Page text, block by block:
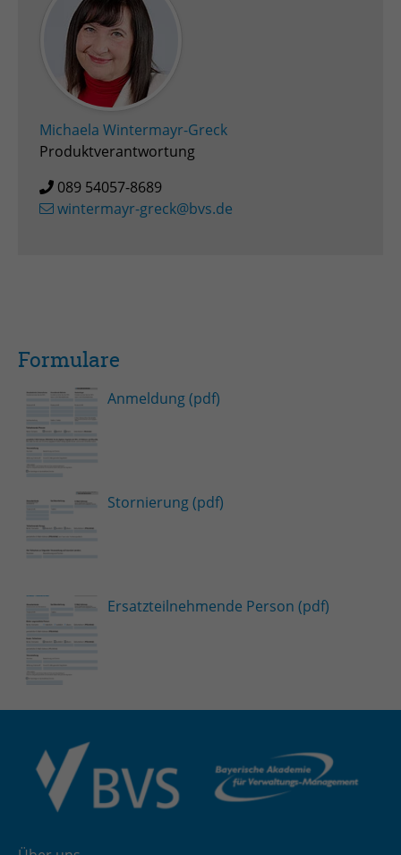
Michaela Wintermayr-Greck
Produktverantwortung
089 54057-8689
wintermayr-greck@bvs.de
Formulare
Anmeldung (pdf)
Stornierung (pdf)
Ersatzteilnehmende Person (pdf)
Zweck Admin-Login Redaktionssystem
Name PHPSESSID
Anbieter PHP
Laufzeit Session
Zweck Betrieb TYPO3